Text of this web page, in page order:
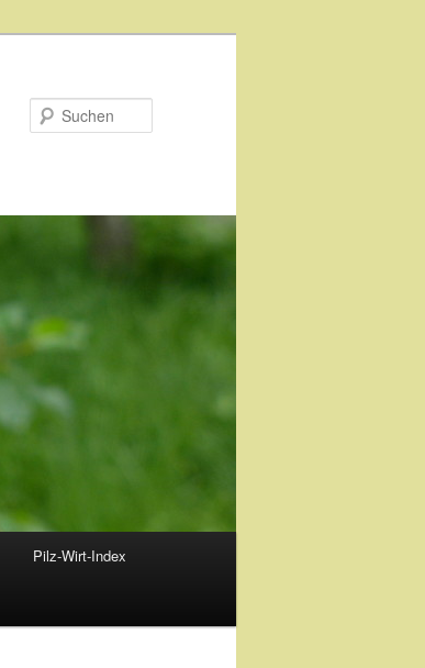
Pilz-Wirt-Index